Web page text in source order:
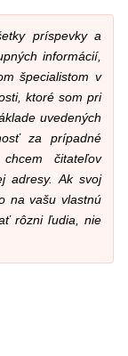
príspevky a
informácií,
špecialistom v
ktoré som pri
uvedených
za prípadné
čitateľov
adresy. Ak svoj
na vašu vlastnú
rôzni ľudia, nie